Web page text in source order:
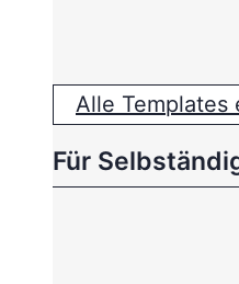
Alle
Für